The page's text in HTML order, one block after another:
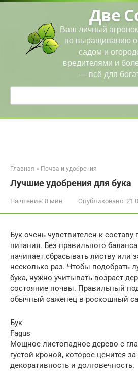
Перейти
Две
Ваш личный
по выращиванию
садом и
вредителями и
— всё для
Поиск:
Главная » Почва и удобрения
Лучшие удобрения для бука
На чтение: 8 мин Опубликовано:
Бук очень чувствителен к
питания. Без правильного
начинает сбрасывать листву или
несколько раз. Чтобы подобрать
бука, нужно учитывать возраст
состояние почвы. Правильный
обычный саженец в роскошный
Бук
Fagus
Мощное листопадное дерево с
густой кроной, которое ценится
декоративность и долговечность.